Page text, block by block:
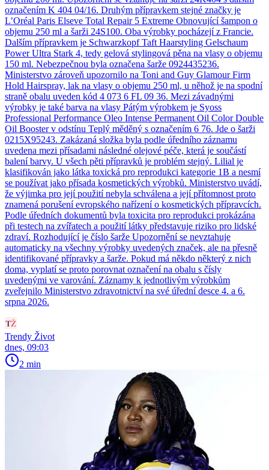
označením K 404 04/16. Druhým přípravkem stejné značky je
L’Oréal Paris Elseve Total Repair 5 Extreme Obnovující šampon o
objemu 250 ml a šarži 24S100. Oba výrobky pocházejí z Francie.
Dalším přípravkem je Schwarzkopf Taft Haarstyling Gelschaum
Power Ultra Stark 4, tedy gelová stylingová pěna na vlasy o objemu
150 ml. Nebezpečnou byla označena šarže 0924435236.
Ministerstvo zároveň upozornilo na Toni and Guy Glamour Firm
Hold Hairspray, lak na vlasy o objemu 250 ml, u něhož je na spodní
straně obalu uveden kód 4 073 6 FL 09 36. Mezi závadnými
výrobky je také barva na vlasy Pátým výrobkem je Syoss
Professional Performance Oleo Intense Permanent Oil Color Double
Oil Booster v odstínu Teplý měděný s označením 6 76. Jde o šarži
0215X95243. Zakázaná složka byla podle úředního záznamu
uvedena mezi přísadami následné olejové péče, která je součástí
balení barvy. U všech pěti přípravků je problém stejný. Lilial je
klasifikován jako látka toxická pro reprodukci kategorie 1B a nesmí
se používat jako přísada kosmetických výrobků. Ministerstvo uvádí,
že výjimka pro její použití nebyla schválena a její přítomnost proto
znamená porušení evropského nařízení o kosmetických přípravcích.
Podle úředních dokumentů byla toxicita pro reprodukci prokázána
při testech na zvířatech a použití látky představuje riziko pro lidské
zdraví. Rozhodující je číslo šarže Upozornění se nevztahuje
automaticky na všechny výrobky uvedených značek, ale na přesně
identifikované přípravky a šarže. Pokud má někdo některý z nich
doma, vyplatí se proto porovnat označení na obalu s čísly
uvedenými ve varování. Záznamy k jednotlivým výrobkům
zveřejnilo Ministerstvo zdravotnictví na své úřední desce 4. a 6.
srpna 2026.
Trendy Život
dnes, 09:03
2 min